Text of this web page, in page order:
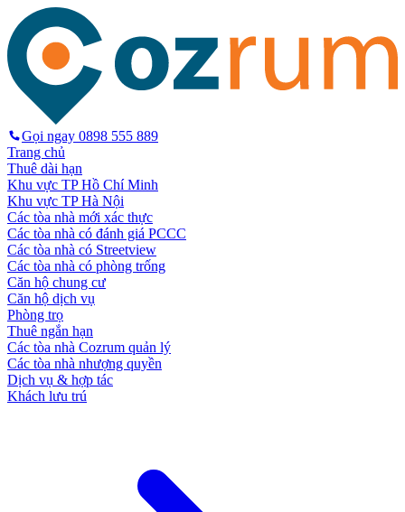
Gọi ngay 0898 555 889
Trang chủ
Thuê dài hạn
Khu vực TP Hồ Chí Minh
Khu vực TP Hà Nội
Các tòa nhà mới xác thực
Các tòa nhà có đánh giá PCCC
Các tòa nhà có Streetview
Các tòa nhà có phòng trống
Căn hộ chung cư
Căn hộ dịch vụ
Phòng trọ
Thuê ngắn hạn
Các tòa nhà Cozrum quản lý
Các tòa nhà nhượng quyền
Dịch vụ & hợp tác
Khách lưu trú